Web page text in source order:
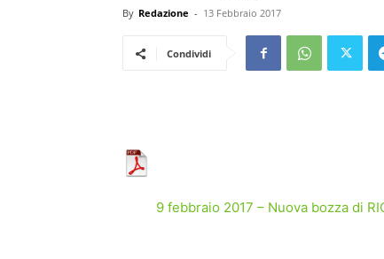
By Redazione - 13 Febbraio 2017
Condividi
9 febbraio 2017 – Nuova bozza di